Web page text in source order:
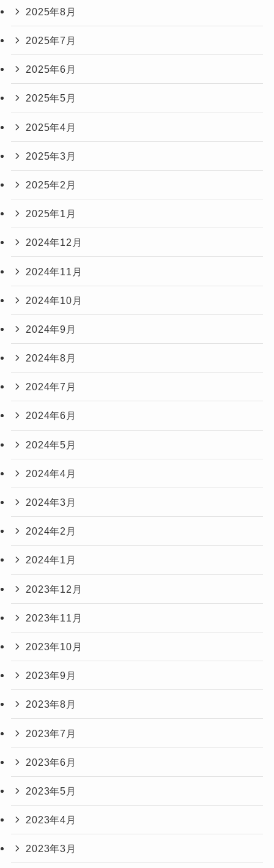
2025年8月
2025年7月
2025年6月
2025年5月
2025年4月
2025年3月
2025年2月
2025年1月
2024年12月
2024年11月
2024年10月
2024年9月
2024年8月
2024年7月
2024年6月
2024年5月
2024年4月
2024年3月
2024年2月
2024年1月
2023年12月
2023年11月
2023年10月
2023年9月
2023年8月
2023年7月
2023年6月
2023年5月
2023年4月
2023年3月